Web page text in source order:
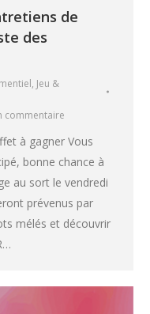
de
des
, Jeu &
commentaire
à gagner Vous
bonne chance à
au sort le vendredi
prévenus par
mélés et découvrir